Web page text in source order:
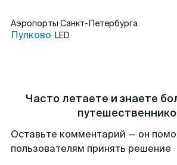
Аэропорты Санкт-Петербурга
Пулково LED
Часто летаете и знаете
Оставьте комментарий — он
пользователям принять решение